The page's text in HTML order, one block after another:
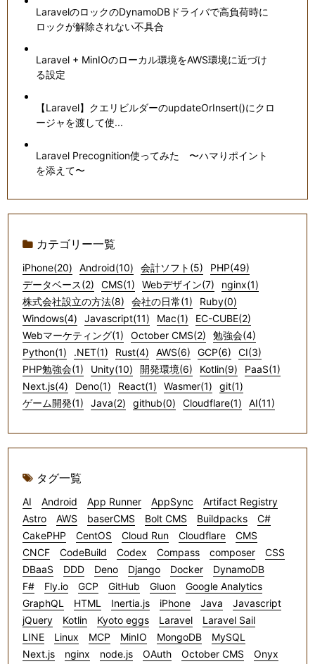
LaravelのロックのDynamoDBドライバで高負荷時に
ロックが解除されない不具合
Laravel + MinIOのローカル環境をAWS環境に近づけ
る設定
【Laravel】クエリビルダーのupdateOrInsert()にクロ
ージャを渡して使...
Laravel Precognition使ってみた 〜ハマりポイント
を添えて〜
カテゴリー一覧
iPhone(20) Android(10) 会計ソフト(5)
PHP(49)
データベース(2)
CMS(1) Webデザイン(7)
nginx(1)
株式会社設立の方法(8)
会社の日常(1)
Ruby(0)
Windows(4)
Javascript(11) Mac(1)
EC-CUBE(2)
Webマーケティング(1)
October CMS(2)
勉強会(4)
Python(1)
.NET(1) Rust(4) AWS(6) GCP(6)
CI(3)
PHP勉強会(1)
Unity(10) 開発環境(6) Kotlin(9)
PaaS(1)
Next.js(4)
Deno(1) React(1) Wasmer(1)
git(1)
ゲーム開発(1)
Java(2) github(0) Cloudflare(1) AI(11)
タグ一覧
AI Android App Runner AppSync
Artifact Registry
Astro
AWS baserCMS Bolt CMS Buildpacks
C#
CakePHP
CentOS Cloud Run Cloudflare
CMS
CNCF
CodeBuild Codex Compass composer
CSS
DBaaS
DDD Deno Django Docker
DynamoDB
F#
Fly.io GCP GitHub Gluon
Google Analytics
GraphQL
HTML Inertia.js iPhone Java
Javascript
jQuery
Kotlin Kyoto eggs Laravel
Laravel Sail
LINE
Linux MCP MinIO MongoDB
MySQL
Next.js
nginx node.js OAuth October CMS
Onyx